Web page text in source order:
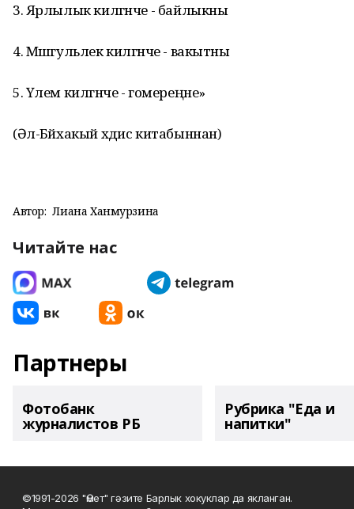
3. Ярлылык килгәнче - байлыкны
4. Мәшгульлек килгәнче - вакытны
5. Үлем килгәнче - гомереңне»
(Әл-Бәйхакый хәдис китабыннан)
Автор: Лиана Ханмурзина
Читайте нас
Партнеры
Фотобанк
журналистов РБ
Рубрика "Еда и
напитки"
©1991-2026 "Өмет" гәзите Барлык хокуклар да якланган.